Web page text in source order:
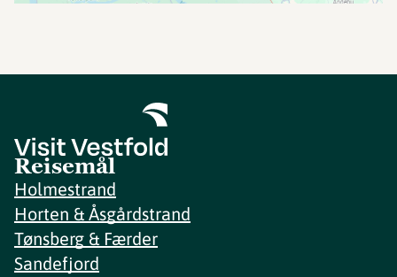
Reisemål
Holmestrand
Horten & Åsgårdstrand
Tønsberg & Færder
Sandefjord